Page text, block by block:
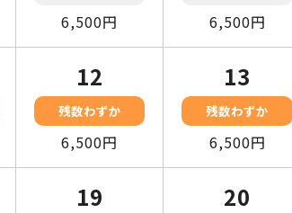
6,500円 6,500円
12
残数わずか
6,500円
13
残数わずか
6,500円
19 20